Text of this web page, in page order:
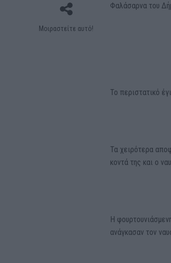
Μοιραστείτε αυτό!
Φαλάσαρνα του
Το περιστατικό
Τα χειρότερα
κοντά της και ο
Η
ανάγκασαν τον